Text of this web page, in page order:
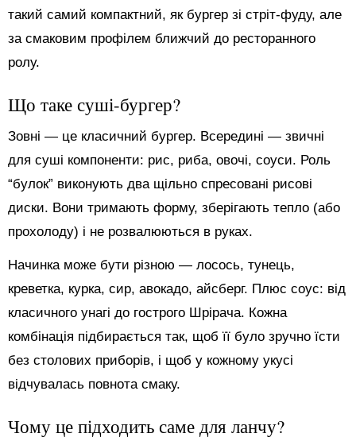
такий самий компактний, як бургер зі стріт-фуду, але
за смаковим профілем ближчий до ресторанного
ролу.
Що таке суші-бургер?
Зовні — це класичний бургер. Всередині — звичні
для суші компоненти: рис, риба, овочі, соуси. Роль
“булок” виконують два щільно спресовані рисові
диски. Вони тримають форму, зберігають тепло (або
прохолоду) і не розвалюються в руках.
Начинка може бути різною — лосось, тунець,
креветка, курка, сир, авокадо, айсберг. Плюс соус: від
класичного унагі до гострого Шрірача. Кожна
комбінація підбирається так, щоб її було зручно їсти
без столових приборів, і щоб у кожному укусі
відчувалась повнота смаку.
Чому це підходить саме для ланчу?